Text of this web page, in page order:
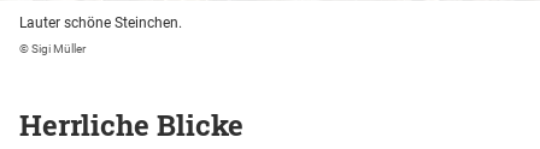
Lauter schöne Steinchen.
© Sigi Müller
Herrliche Blicke